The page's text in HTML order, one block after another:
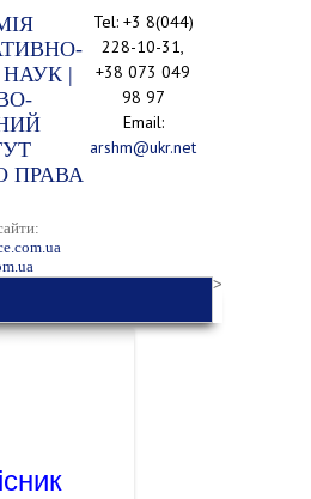
|
ПРАВА
Tel: +3 8(044)
228-10-31,
+38 073 049
98 97
Email:
arshm@ukr.net
>